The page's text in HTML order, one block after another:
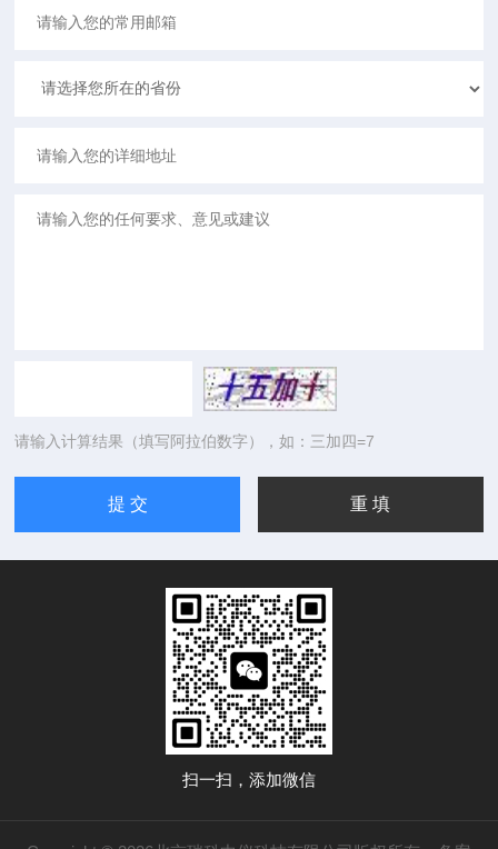
请输入计算结果（填写阿拉伯数字），如：三加四=7
扫一扫，添加微信